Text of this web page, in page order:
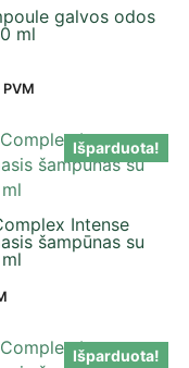
galvos odos
ml
PVM
Išparduota!
Intense
šampūnas su
Išparduota!